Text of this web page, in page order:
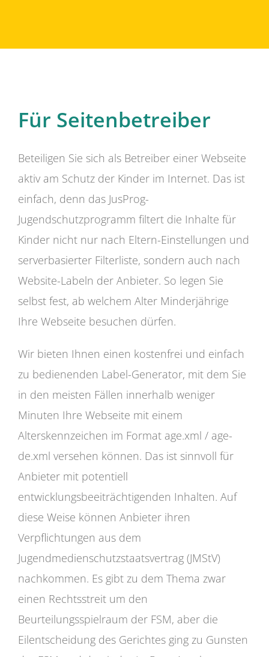
Für Seitenbetreiber
Beteiligen Sie sich als Betreiber einer Webseite
aktiv am Schutz der Kinder im Internet. Das ist
einfach, denn das JusProg-
Jugendschutzprogramm filtert die Inhalte für
Kinder nicht nur nach Eltern-Einstellungen und
serverbasierter Filterliste, sondern auch nach
Website-Labeln der Anbieter. So legen Sie
selbst fest, ab welchem Alter Minderjährige
Ihre Webseite besuchen dürfen.
Wir bieten Ihnen einen kostenfrei und einfach
zu bedienenden Label-Generator, mit dem Sie
in den meisten Fällen innerhalb weniger
Minuten Ihre Webseite mit einem
Alterskennzeichen im Format age.xml / age-
de.xml versehen können. Das ist sinnvoll für
Anbieter mit potentiell
entwicklungsbeeiträchtigenden Inhalten. Auf
diese Weise können Anbieter ihren
Verpflichtungen aus dem
Jugendmedienschutzstaatsvertrag (JMStV)
nachkommen. Es gibt zu dem Thema zwar
einen Rechtsstreit um den
Beurteilungsspielraum der FSM, aber die
Eilentscheidung des Gerichtes ging zu Gunsten